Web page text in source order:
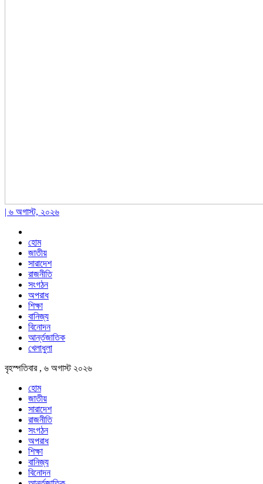
| ৬ অগাস্ট, ২০২৬
হোম
জাতীয়
সারাদেশ
রাজনীতি
সংগঠন
অপরাধ
শিক্ষা
বানিজ্য
বিনোদন
আর্ন্তজাতিক
খেলাধুলা
বৃহস্পতিবার , ৬ অগাস্ট ২০২৬
হোম
জাতীয়
সারাদেশ
রাজনীতি
সংগঠন
অপরাধ
শিক্ষা
বানিজ্য
বিনোদন